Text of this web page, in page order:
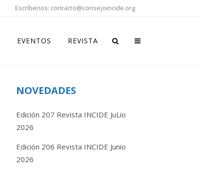
Escríbenos: contacto@consejoincide.org
EVENTOS REVISTA
NOVEDADES
Edición 207 Revista INCIDE JuLio
2026
Edición 206 Revista INCIDE Junio
2026